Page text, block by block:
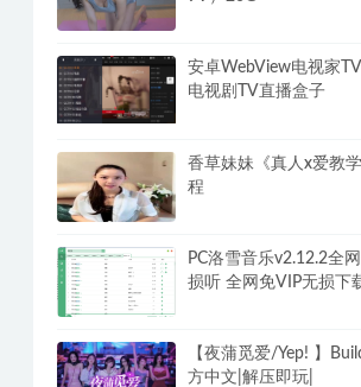
安卓WebView电视家
电视剧TV直播盒子
香草妹妹《真人x爱教
程
PC洛雪音乐v2.12.2全
损听 全网免VIP无损下
【夜蒲觅爱/Yep! 】
方中文|解压即玩|